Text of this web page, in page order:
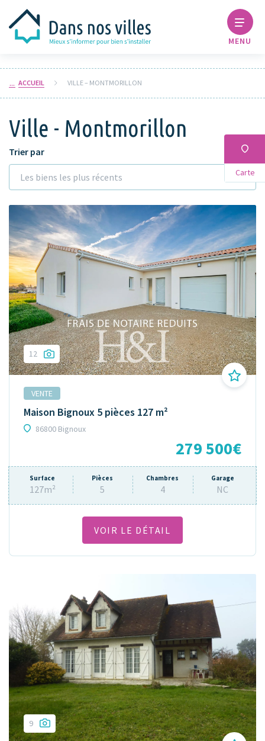
MENU
ACCUEIL VILLE – MONTMORILLON
Ville - Montmorillon
Carte
Trier par
Les biens les plus récents
12
VENTE
Maison Bignoux 5 pièces 127 m²
86800 Bignoux
279 500€
Surface
127m²
Pièces
5
Chambres
4
Garage
NC
VOIR LE DÉTAIL
9